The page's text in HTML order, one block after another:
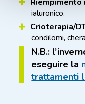
ialuronico.
Crioterapia/
condilomi,
N.B.:
eseguire la
trattamenti